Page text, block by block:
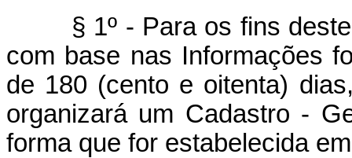
§ 1º - Para os fins deste
com base nas Informações
de 180 (cento e oitenta)
organizará um Cadastro -
forma que for estabelecida